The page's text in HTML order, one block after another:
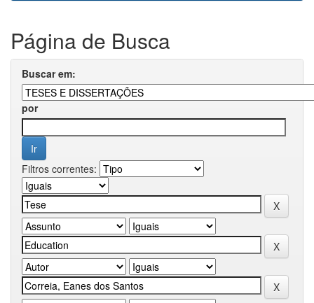
Página de Busca
Buscar em:
por
Filtros correntes: